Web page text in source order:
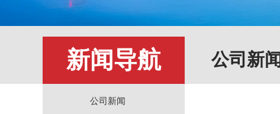
新闻导航 公司新闻
公司新闻